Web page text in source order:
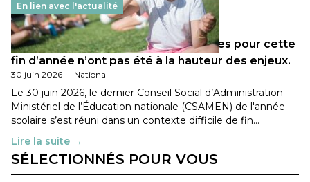
En lien avec l'actualité
Les décisions ministérielles attendues pour cette
fin d’année n’ont pas été à la hauteur des enjeux.
30 juin 2026 - National
Le 30 juin 2026, le dernier Conseil Social d’Administration
Ministériel de l’Éducation nationale (CSAMEN) de l'année
scolaire s’est réuni dans un contexte difficile de fin…
Lire la suite →
SÉLECTIONNÉS POUR VOUS